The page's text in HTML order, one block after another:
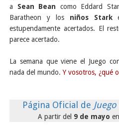
a Sean Bean como Eddard
Baratheon y los niños Stark
estupendamente acertados. El
parece acertado.
La semana que viene el Juego
nada del mundo. Y vosotros, ¿qué
Página Oficial de
A partir del 9 de mayo en